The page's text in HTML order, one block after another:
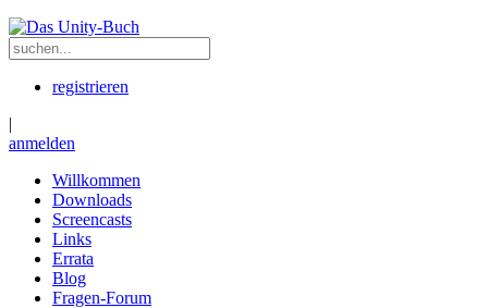
registrieren
|
anmelden
Willkommen
Downloads
Screencasts
Links
Errata
Blog
Fragen-Forum